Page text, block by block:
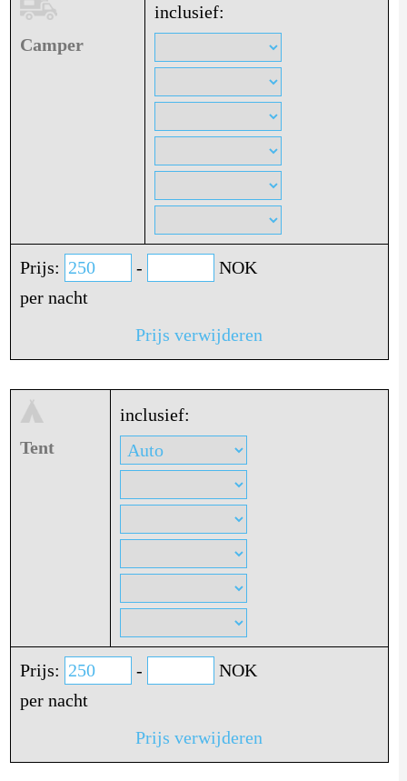
Camper
inclusief:
Prijs: -
NOK
per nacht
Prijs verwijderen
Tent
inclusief:
Prijs: -
NOK
per nacht
Prijs verwijderen